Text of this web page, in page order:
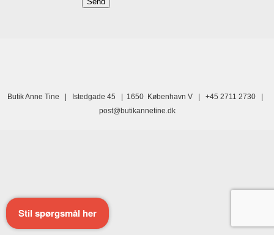
Butik Anne Tine | Istedgade 45 | 1650 København V | +45 2711 2730 |
post@butikannetine.dk
Stil spørgsmål her